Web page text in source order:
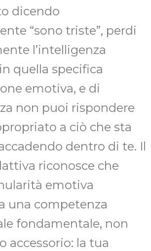
dicendo
“sono triste”, perdi
l’intelligenza
quella specifica
emotiva, e di
non puoi rispondere
a ciò che sta
dentro di te. Il
riconosce che
emotiva
una competenza
fondamentale, non
accessorio: la tua